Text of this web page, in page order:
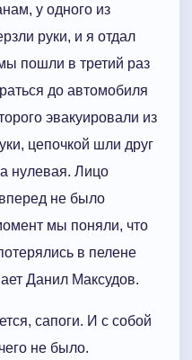
у одного из
руки, и я отдал
пошли в третий раз
до автомобиля
эвакуировали из
цепочкой шли друг
нулевая. Лицо
не было
мы поняли, что
в пелене
Данил Максудов.
сапоги. И с собой
не было.